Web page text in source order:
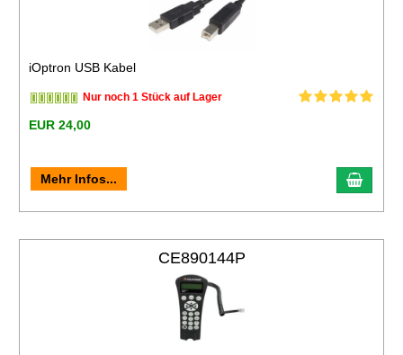
iOptron USB Kabel
Nur noch 1 Stück auf Lager
EUR 24,00
Mehr Infos...
CE890144P